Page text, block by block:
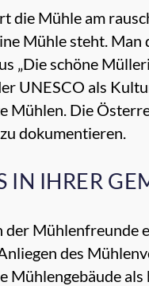
die Mühle am
Mühle steht. Man
„Die schöne
UNESCO als
Mühlen. Die
dokumentieren.
IN IHRER
der Mühlenfreunde
des
Mühlengebäude